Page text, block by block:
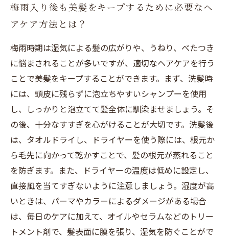
たりなアレンジ術
忙しい朝でも簡単に美髪キープ！オススメのヘ
アスタイリング剤
梅雨入り後も美髪をキープするために必要なヘ
アケア方法とは？
梅雨時期は湿気による髪の広がりや、うねり、べたつき
に悩まされることが多いですが、適切なヘアケアを行う
ことで美髪をキープすることができます。まず、洗髪時
には、頭皮に残らずに泡立ちやすいシャンプーを使用
し、しっかりと泡立てて髪全体に馴染ませましょう。そ
の後、十分なすすぎを心がけることが大切です。洗髪後
は、タオルドライし、ドライヤーを使う際には、根元か
ら毛先に向かって乾かすことで、髪の根元が蒸れること
を防ぎます。また、ドライヤーの温度は低めに設定し、
直接風を当てすぎないように注意しましょう。湿度が高
いときは、パーマやカラーによるダメージがある場合
は、毎日のケアに加えて、オイルやセラムなどのトリー
トメント剤で、髪表面に膜を張り、湿気を防ぐことがで